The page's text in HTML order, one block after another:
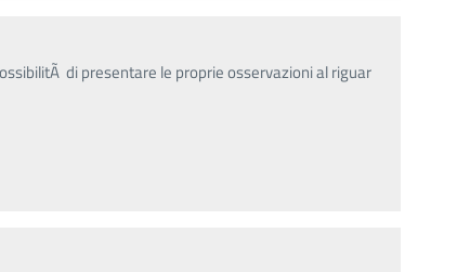
di presentare le proprie osservazioni al riguar